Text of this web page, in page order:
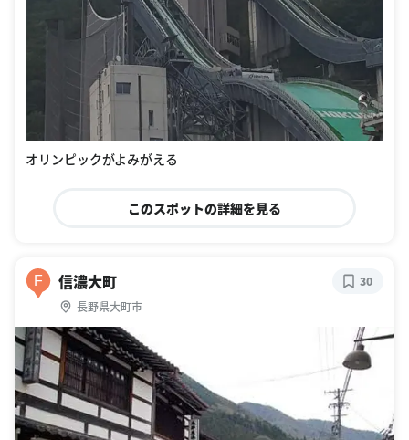
オリンピックがよみがえる
このスポットの詳細を見る
F 信濃大町
長野県大町市
30